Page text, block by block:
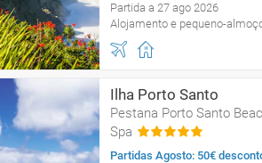
Partida a 27 ago 2026
Alojamento e pequeno-
Ilha Porto Santo
Pestana Porto Santo
Spa
Partidas Agosto: 50€